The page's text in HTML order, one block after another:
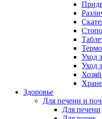
Уход
Уход
Здоровье
Для печени и
Для печени